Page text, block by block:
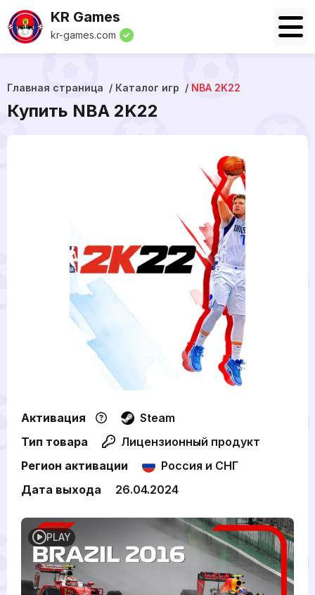
KR Games
kr-games.com
Главная страница Каталог игр NBA 2K22
Купить NBA 2K22
Активация
Steam
Тип товара
Лицензионный продукт
Регион активации
Россия и СНГ
Дата выхода
26.04.2024
PLAY